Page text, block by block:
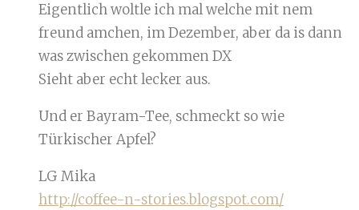
Eigentlich woltle ich mal welche mit nem
freund amchen, im Dezember, aber da is dann
was zwischen gekommen DX
Sieht aber echt lecker aus.
Und er Bayram-Tee, schmeckt so wie
Türkischer Apfel?
LG Mika
http://coffee-n-stories.blogspot.com/